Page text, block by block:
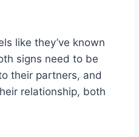
like they’ve known
signs need to be
their partners, and
relationship, both